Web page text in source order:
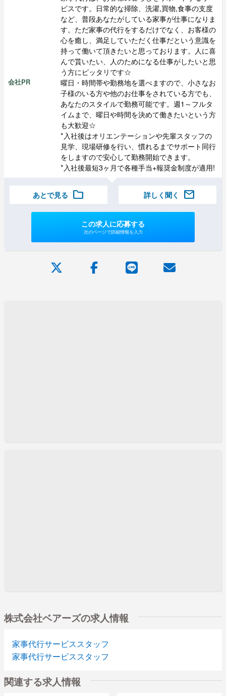
会社PR
ビスです。日常的な掃除、洗濯,買物,食事の支度
など、普段あなたがしている家事が仕事になりま
す。ただ家事の代行をするだけでなく、お客様の
心を癒し、満足していただく仕事だという意識を
持って働いて頂きたいと思っております。人に喜
んで貰いたい、人のためになる仕事がしたいと思
う方にピッタリです☆
曜日・時間帯や勤務地を選べますので、小さなお
子様のいる方や他のお仕事をされている方でも、
あなたのスタイルで勤務可能です。週1～フルタ
イムまで、曜日や時間を決めて働きたいという方
も大歓迎☆
*入社後はオリエンテーションや先輩スタッフの
見学、現場研修を行い、慣れるまでサポート同行
をしますので安心して勤務開始できます。
*入社後最短3ヶ月で各種手当+報奨金制度が適用!
あとで見る folder 詳しく聞く mail
この求人に応募する
次のページで詳細情報を入力
株式会社ベアーズの求人情報
家事代行サービススタッフ
家事代行サービススタッフ
関連する求人情報